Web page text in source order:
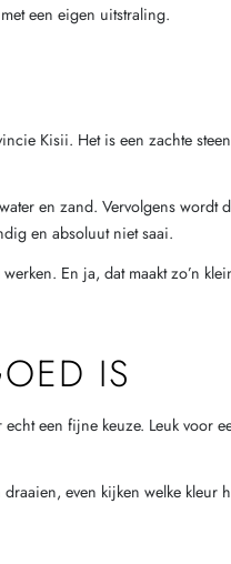
een eigen uitstraling.
Kisii. Het is een zachte
en zand. Vervolgens
en absoluut niet saai.
En ja, dat maakt zo’n
IS
een fijne keuze. Leuk voor
even kijken welke kleur